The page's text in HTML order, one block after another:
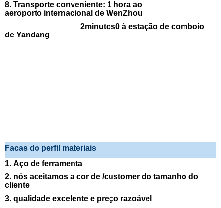
8. Transporte conveniente: 1 hora ao
aeroporto internacional de WenZhou
2minutos0 à estação de comboio
de Yandang
Facas do perfil materiais
1. Aço de ferramenta
2. nós aceitamos a cor de /customer do tamanho do
cliente
3. qualidade excelente e preço razoável